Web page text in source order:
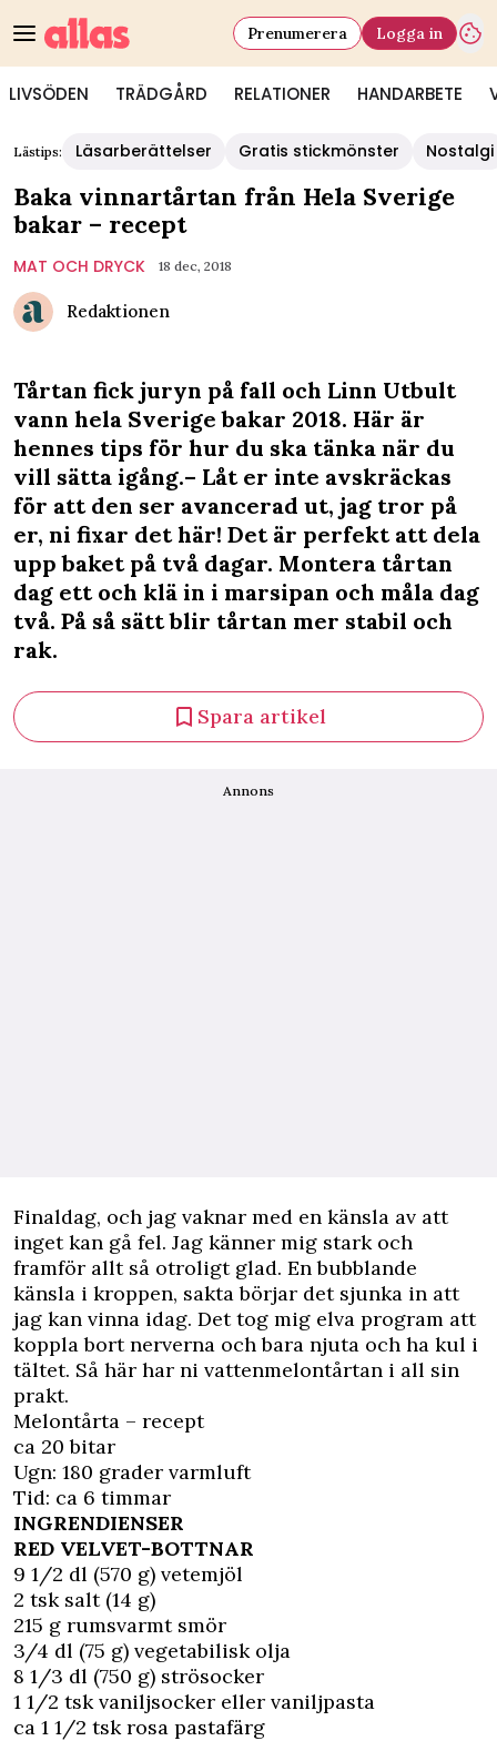
LIVSÖDEN TRÄDGÅRD RELATIONER HANDARBETE
Prenumerera Logga in
Lästips: Läsarberättelser Gratis stickmönster Nostalgi
Baka vinnartårtan från Hela Sverige
bakar – recept
MAT OCH DRYCK 18 dec, 2018
Redaktionen
Tårtan fick juryn på fall och Linn Utbult
vann hela Sverige bakar 2018. Här är
hennes tips för hur du ska tänka när du
vill sätta igång.– Låt er inte avskräckas
för att den ser avancerad ut, jag tror på
er, ni fixar det här! Det är perfekt att dela
upp baket på två dagar. Montera tårtan
dag ett och klä in i marsipan och måla dag
två. På så sätt blir tårtan mer stabil och
rak.
Spara artikel
Annons
Finaldag, och jag vaknar med en känsla av att
inget kan gå fel. Jag känner mig stark och
framför allt så otroligt glad. En bubblande
känsla i kroppen, sakta börjar det sjunka in att
jag kan vinna idag. Det tog mig elva program att
koppla bort nerverna och bara njuta och ha kul i
tältet. Så här har ni vattenmelontårtan i all sin
prakt.
Melontårta – recept
ca 20 bitar
Ugn: 180 grader varmluft
Tid: ca 6 timmar
INGRENDIENSER
RED VELVET-BOTTNAR
9 1/2 dl (570 g) vetemjöl
2 tsk salt (14 g)
215 g rumsvarmt smör
3/4 dl (75 g) vegetabilisk olja
8 1/3 dl (750 g) strösocker
1 1/2 tsk vaniljsocker eller vaniljpasta
ca 1 1/2 tsk rosa pastafärg